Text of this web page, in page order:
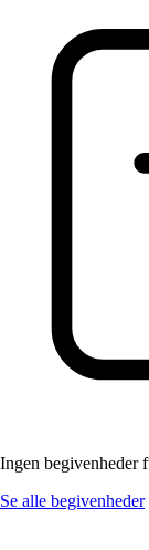
Ingen begivenheder
Se alle begivenheder